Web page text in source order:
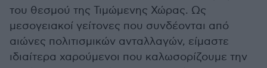
του θεσμού της Τιμώμενης Χώρας. Ως
μεσογειακοί γείτονες που συνδέονται από
αιώνες πολιτισμικών ανταλλαγών, είμαστε
ιδιαίτερα χαρούμενοι που καλωσορίζουμε την